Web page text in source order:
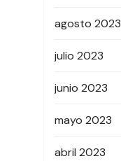
agosto 2023
julio 2023
junio 2023
mayo 2023
abril 2023